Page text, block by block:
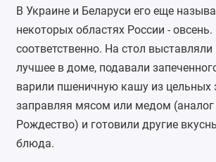
В Украине и Беларуси его еще
некоторых областях России -
соответственно. На стол выставляли
лучшее в доме, подавали
варили пшеничную кашу из цельных
заправляя мясом или медом (аналог
Рождество) и готовили другие
блюда.